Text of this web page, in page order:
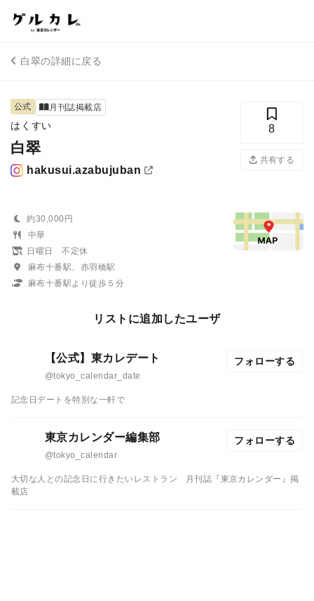
白翠の詳細に戻る
公式 月刊誌掲載店
はくすい
白翠
hakusui.azabujuban
8
共有する
約30,000円
中華
日曜日 不定休
麻布十番駅、赤羽橋駅
麻布十番駅より徒歩５分
リストに追加したユーザ
【公式】東カレデート
@tokyo_calendar_date
フォローする
記念日デートを特別な一軒で
東京カレンダー編集部
@tokyo_calendar
フォローする
大切な人との記念日に行きたいレストラン
月刊誌『東京カレンダー』掲
載店